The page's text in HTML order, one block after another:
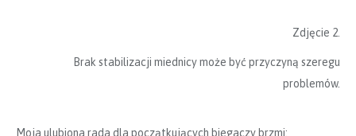
Zdjęcie 2.
Brak stabilizacji miednicy może być przyczyną szeregu
problemów.
Moja ulubiona rada dla początkujących biegaczy brzmi: